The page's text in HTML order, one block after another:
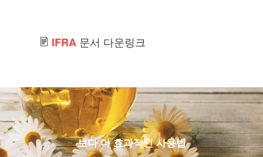
IFRA 문서 다운링크
보다 더 효과적인 사용법